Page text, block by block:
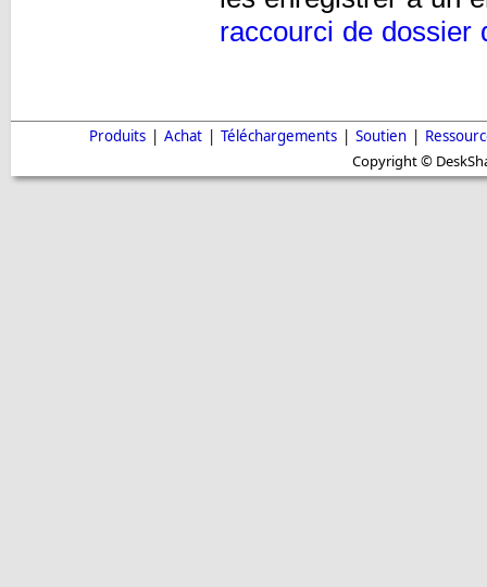
raccourci de dossier
Produits | Achat | Téléchargements | Soutien |
Copyright ©